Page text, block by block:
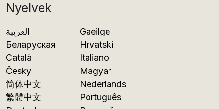
Nyelvek
العربية
Беларуская
Català
Česky
简体中文
繁體中文
Gaeilge
Hrvatski
Italiano
Magyar
Nederlands
Português